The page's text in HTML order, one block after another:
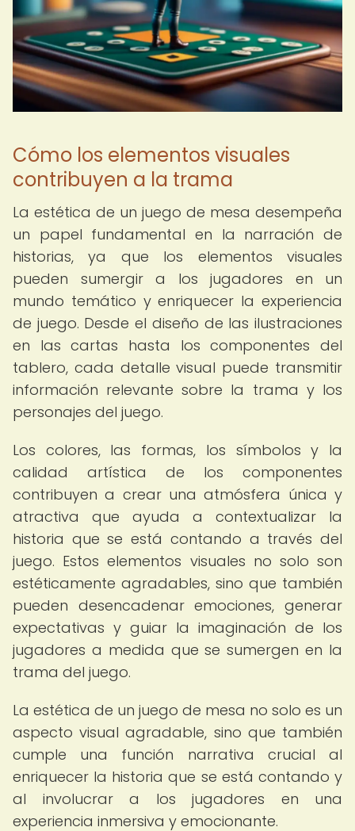
Cómo los elementos visuales
contribuyen a la trama
La estética de un juego de mesa desempeña
un papel fundamental en la narración de
historias, ya que los elementos visuales
pueden sumergir a los jugadores en un
mundo temático y enriquecer la experiencia
de juego. Desde el diseño de las ilustraciones
en las cartas hasta los componentes del
tablero, cada detalle visual puede transmitir
información relevante sobre la trama y los
personajes del juego.
Los colores, las formas, los símbolos y la
calidad artística de los componentes
contribuyen a crear una atmósfera única y
atractiva que ayuda a contextualizar la
historia que se está contando a través del
juego. Estos elementos visuales no solo son
estéticamente agradables, sino que también
pueden desencadenar emociones, generar
expectativas y guiar la imaginación de los
jugadores a medida que se sumergen en la
trama del juego.
La estética de un juego de mesa no solo es un
aspecto visual agradable, sino que también
cumple una función narrativa crucial al
enriquecer la historia que se está contando y
al involucrar a los jugadores en una
experiencia inmersiva y emocionante.